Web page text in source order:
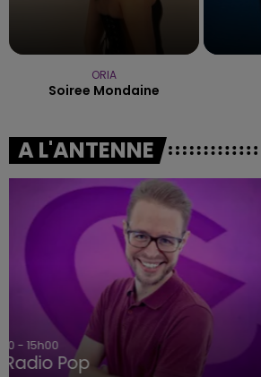
ORIA
Soiree Mondaine
A L'ANTENNE
15h00 - 19h00
Le Club Champagne FM